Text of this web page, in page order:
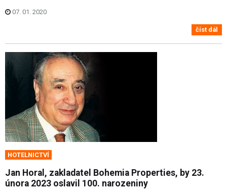
07. 01. 2020
číst dál
HOTELNICTVÍ
Jan Horal, zakladatel Bohemia Properties, by 23.
února 2023 oslavil 100. narozeniny